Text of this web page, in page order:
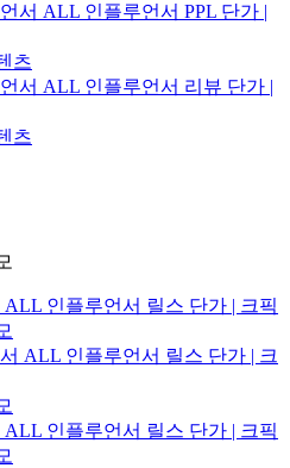
서 ALL 인플루언서 PPL 단가 |
츠
서 ALL 인플루언서 리뷰 단가 |
츠
인플루언서 릴스 단가 | 크픽
ALL 인플루언서 릴스 단가 | 크
인플루언서 릴스 단가 | 크픽